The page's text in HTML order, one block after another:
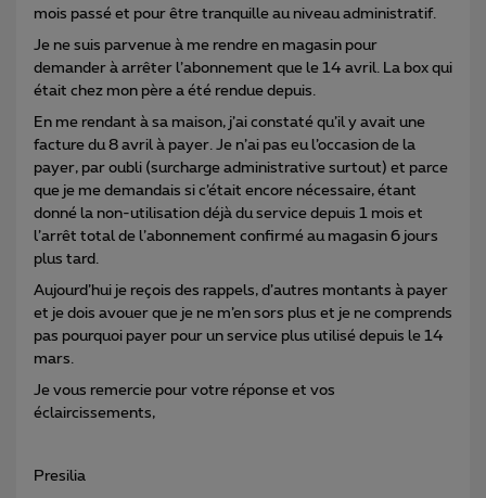
mois passé et pour être tranquille au niveau administratif.
Je ne suis parvenue à me rendre en magasin pour
demander à arrêter l’abonnement que le 14 avril. La box qui
était chez mon père a été rendue depuis.
En me rendant à sa maison, j’ai constaté qu’il y avait une
facture du 8 avril à payer. Je n’ai pas eu l’occasion de la
payer, par oubli (surcharge administrative surtout) et parce
que je me demandais si c’était encore nécessaire, étant
donné la non-utilisation déjà du service depuis 1 mois et
l’arrêt total de l’abonnement confirmé au magasin 6 jours
plus tard.
Aujourd’hui je reçois des rappels, d’autres montants à payer
et je dois avouer que je ne m’en sors plus et je ne comprends
pas pourquoi payer pour un service plus utilisé depuis le 14
mars.
Je vous remercie pour votre réponse et vos
éclaircissements,
Presilia